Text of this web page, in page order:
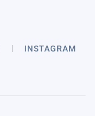
INSTAGRAM